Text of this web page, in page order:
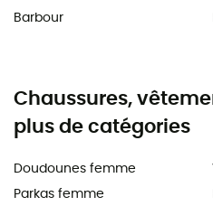
Barbour
Chaussures,
plus de catégories
Doudounes femme
Parkas femme